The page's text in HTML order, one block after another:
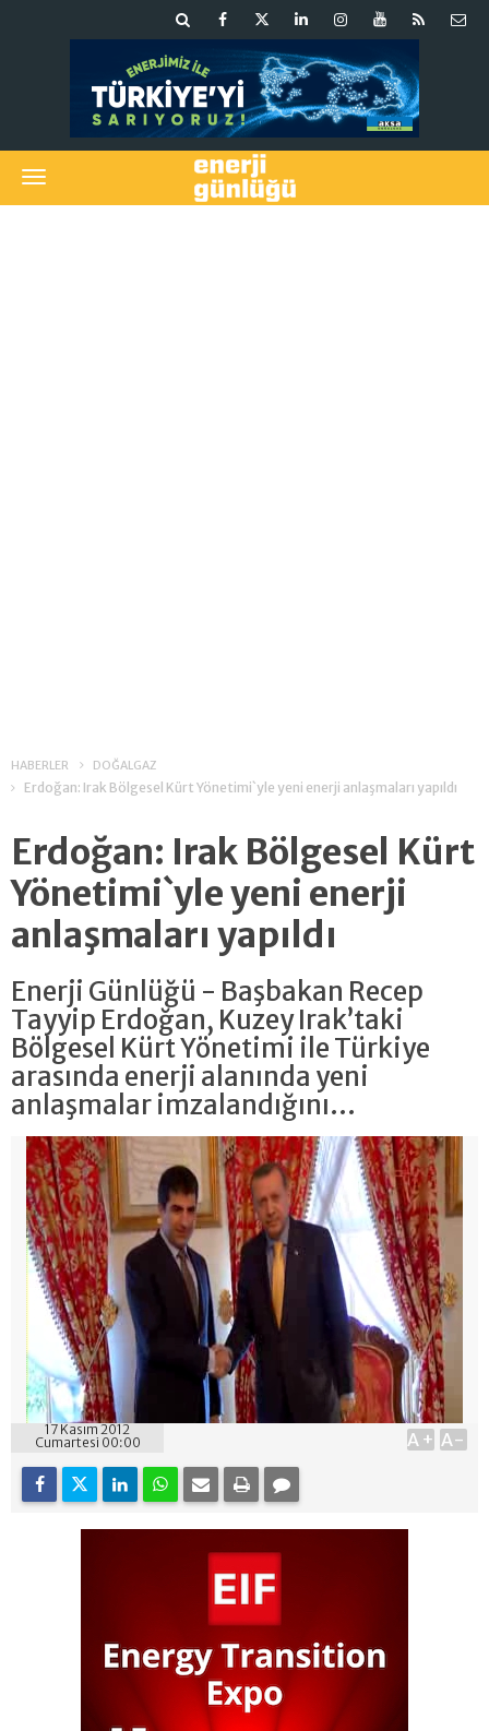
HABERLER DOĞALGAZ
Erdoğan: Irak Bölgesel Kürt Yönetimi`yle yeni enerji anlaşmaları yapıldı
Erdoğan: Irak Bölgesel Kürt
Yönetimi`yle yeni enerji
anlaşmaları yapıldı
Enerji Günlüğü - Başbakan Recep
Tayyip Erdoğan, Kuzey Irak’taki
Bölgesel Kürt Yönetimi ile Türkiye
arasında enerji alanında yeni
anlaşmalar imzalandığını...
17 Kasım 2012
Cumartesi 00:00
A+ A-